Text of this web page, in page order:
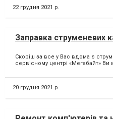
22 грудня 2021 р.
Заправка струменевих
Скоріш за все у Вас вдома є
сервісному центрі «Мегабайт»
20 грудня 2021 р.